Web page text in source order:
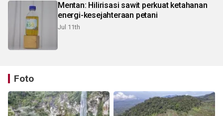
Mentan: Hilirisasi sawit perkuat ketahanan
energi-kesejahteraan petani
Jul 11th
Foto